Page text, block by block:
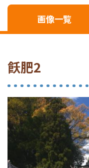
画像一覧
飫肥2